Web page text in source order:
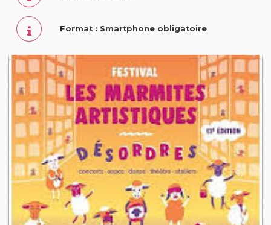
Format : Smartphone obligatoire